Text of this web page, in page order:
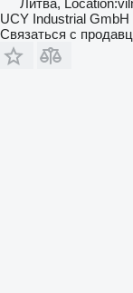
UCY Industrial GmbH
Связаться с